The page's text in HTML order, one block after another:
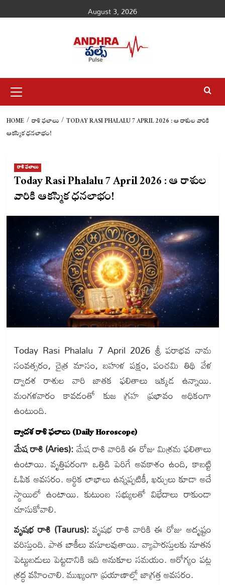
to
August 3, 2026
Menu
HOME రాశి ఫలాలు
TODAY RASI PHALALU 7 APRIL 2026 : ఆ రాశుల వారికి
ఆకస్మిక ధనలాభం!
రాశి ఫలాలు
Today Rasi Phalalu 7 April 2026 : ఆ రాశుల
వారికి ఆకస్మిక ధనలాభం!
Today Rasi Phalalu 7 April 2026 శ్రీ పరాభవ నామ
సంవత్సరం, చైత్ర మాసం, బహుళ పక్షం, పంచమి తిథి వేళ
ద్వాదశ రాశుల వారి జాతక ఫలితాలు ఇక్కడ ఉన్నాయి.
మంగళవారం కావడంతో కుజ గ్రహ ప్రభావం అధికంగా
ఉంటుంది.
ద్వాదశ రాశి ఫలాలు (Daily Horoscope)
మేష రాశి (Aries):మేష రాశి వారికి ఈ రోజు మిశ్రమ ఫలితాలు
ఉంటాయి. వృత్తిపరంగా ఒత్తిడి పెరిగే అవకాశం ఉంది, కాబట్టి
ఓపిక అవసరం. ఆర్థిక లాభాలు ఉన్నప్పటికీ, ఖర్చులు కూడా అదే
స్థాయిలో ఉంటాయి. కుటుంబ సభ్యులతో విభేదాలు రాకుండా
చూసుకోవాలి.
వృషభ రాశి (Taurus):వృషభ రాశి వారికి ఈ రోజు అదృష్టం
వరిస్తుంది. పాత బాకీలు వసూలవుతాయి. వ్యాపారస్తులకు నూతన
పెట్టుబడులు పెట్టడానికి ఇది అనుకూల సమయం. ఆరోగ్యం పట్ల
శ్రద్ధ వహించాలి. ముఖ్యంగా ప్రయాణాల్లో జాగ్రత్త అవసరం.